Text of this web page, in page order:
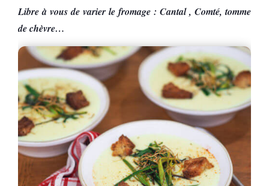
Libre à vous de varier le fromage : Cantal , Comté, tomme
de chèvre…